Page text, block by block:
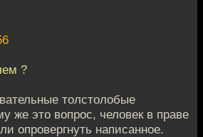
?
толстолобые
же это вопрос, человек в праве
опровергнуть написанное.